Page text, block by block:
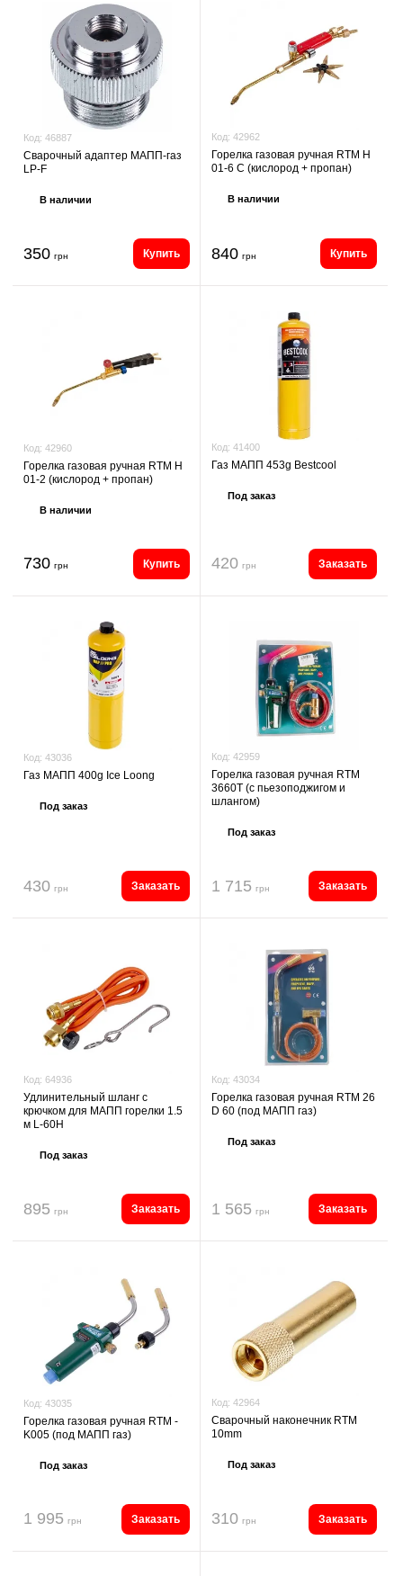
Код: 46887
Сварочный адаптер МАПП-газ
LP-F
В наличии
350 грн Купить
Код: 42962
Горелка газовая ручная RTM H
01-6 C (кислород + пропан)
В наличии
840 грн Купить
Код: 42960
Горелка газовая ручная RTM H
01-2 (кислород + пропан)
В наличии
730 грн Купить
Код: 41400
Газ МАПП 453g Bestcool
Под заказ
420 грн Заказать
Код: 43036
Газ МАПП 400g Ice Loong
Под заказ
430 грн Заказать
Код: 42959
Горелка газовая ручная RTM
3660T (с пьезоподжигом и
шлангом)
Под заказ
1 715 грн Заказать
Код: 64936
Удлинительный шланг с
крючком для МАПП горелки 1.5
м L-60H
Под заказ
895 грн Заказать
Код: 43034
Горелка газовая ручная RTM 26
D 60 (под МАПП газ)
Под заказ
1 565 грн Заказать
Код: 43035
Горелка газовая ручная RTM -
K005 (под МАПП газ)
Под заказ
1 995 грн Заказать
Код: 42964
Сварочный наконечник RTM
10mm
Под заказ
310 грн Заказать